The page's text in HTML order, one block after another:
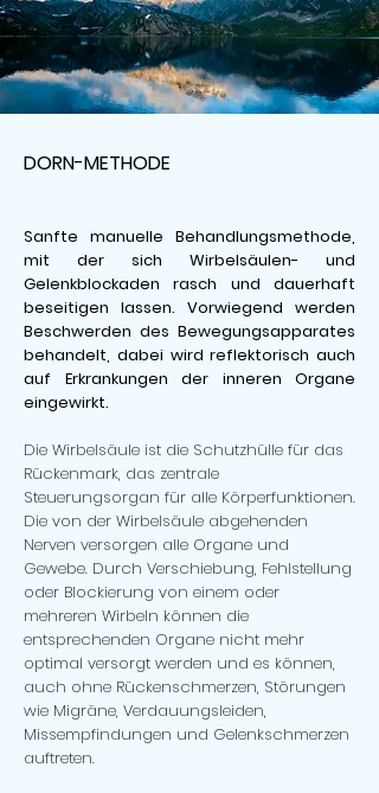
DORN-METHODE
Sanfte manuelle Behandlungsmethode,
mit der sich Wirbelsäulen- und
Gelenkblockaden rasch und dauerhaft
beseitigen lassen. Vorwiegend werden
Beschwerden des Bewegungsapparates
behandelt, dabei wird reflektorisch auch
auf Erkrankungen der inneren Organe
eingewirkt.
Die Wirbelsäule ist die Schutzhülle für das
Rückenmark, das zentrale
Steuerungsorgan für alle Körperfunktionen.
Die von der Wirbelsäule abgehenden
Nerven versorgen alle Organe und
Gewebe. Durch Verschiebung, Fehlstellung
oder Blockierung von einem oder
mehreren Wirbeln können die
entsprechenden Organe nicht mehr
optimal versorgt werden und es können,
auch ohne Rückenschmerzen, Störungen
wie Migräne, Verdauungsleiden,
Missempfindungen und Gelenkschmerzen
auftreten.